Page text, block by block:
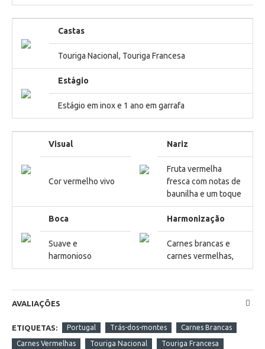
Castas
Touriga Nacional, Touriga Francesa
Estágio
Estágio em inox e 1 ano em garrafa
Visual Nariz
Cor vermelho vivo
Fruta vermelha
fresca com notas de
baunilha e um toque
Boca Harmonização
Suave e
harmonioso
Carnes brancas e
carnes vermelhas,
AVALIAÇÕES
ETIQUETAS: Portugal Trás-dos-montes Carnes Brancas
Carnes Vermelhas Touriga Nacional Touriga Francesa